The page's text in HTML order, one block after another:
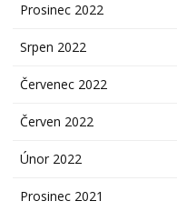
Prosinec 2022
Srpen 2022
Červenec 2022
Červen 2022
Únor 2022
Prosinec 2021